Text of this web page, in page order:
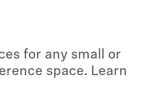
for any small or
space. Learn